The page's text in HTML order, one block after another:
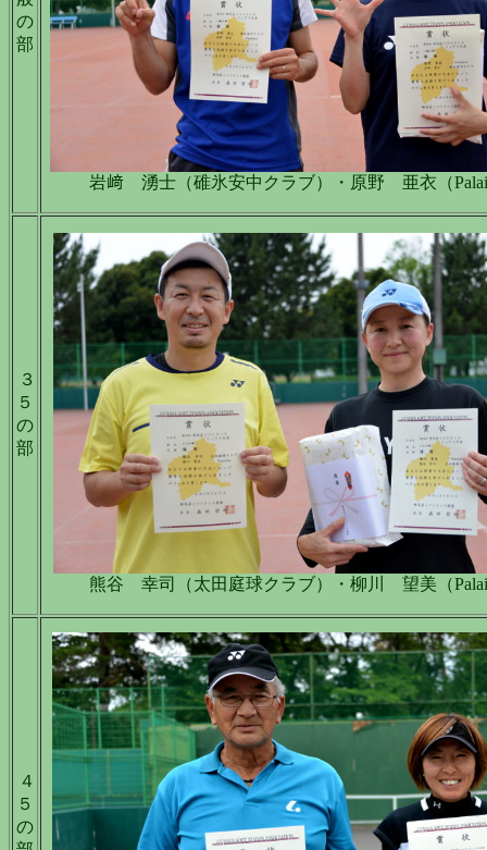
の
部
岩﨑 湧士（碓氷安中クラブ）・原野 亜衣（
３
５
の
部
熊谷 幸司（太田庭球クラブ）・柳川 望美（
４
５
の